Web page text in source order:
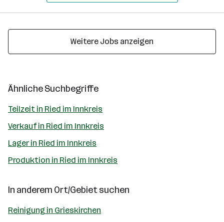
Weitere Jobs anzeigen
Ähnliche Suchbegriffe
Teilzeit in Ried im Innkreis
Verkauf in Ried im Innkreis
Lager in Ried im Innkreis
Produktion in Ried im Innkreis
In anderem Ort/Gebiet suchen
Reinigung in Grieskirchen